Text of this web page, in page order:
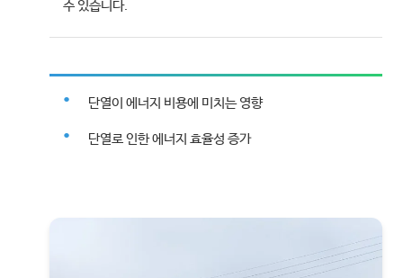
수 있습니다.
단열이 에너지 비용에 미치는 영향
단열로 인한 에너지 효율성 증가